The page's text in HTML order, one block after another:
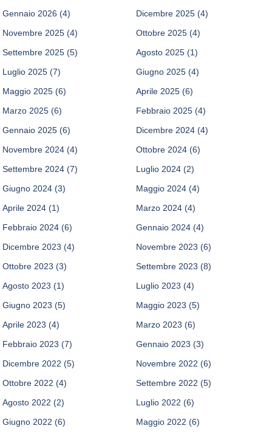
Gennaio 2026 (4) Dicembre 2025 (4)
Novembre 2025 (4) Ottobre 2025 (4)
Settembre 2025 (5) Agosto 2025 (1)
Luglio 2025 (7) Giugno 2025 (4)
Maggio 2025 (6) Aprile 2025 (6)
Marzo 2025 (6) Febbraio 2025 (4)
Gennaio 2025 (6) Dicembre 2024 (4)
Novembre 2024 (4) Ottobre 2024 (6)
Settembre 2024 (7) Luglio 2024 (2)
Giugno 2024 (3) Maggio 2024 (4)
Aprile 2024 (1) Marzo 2024 (4)
Febbraio 2024 (6) Gennaio 2024 (4)
Dicembre 2023 (4) Novembre 2023 (6)
Ottobre 2023 (3) Settembre 2023 (8)
Agosto 2023 (1) Luglio 2023 (4)
Giugno 2023 (5) Maggio 2023 (5)
Aprile 2023 (4) Marzo 2023 (6)
Febbraio 2023 (7) Gennaio 2023 (3)
Dicembre 2022 (5) Novembre 2022 (6)
Ottobre 2022 (4) Settembre 2022 (5)
Agosto 2022 (2) Luglio 2022 (6)
Giugno 2022 (6) Maggio 2022 (6)